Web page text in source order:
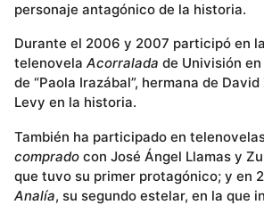
personaje antagónico de la historia.
Durante el 2006 y 2007 participó en la
telenovela Acorralada de Univisión
de “Paola Irazábal”, hermana de
Levy en la historia.
También ha participado en
comprado con José Ángel Llamas y
que tuvo su primer protagónico; y en
Analía, su segundo estelar, en la que